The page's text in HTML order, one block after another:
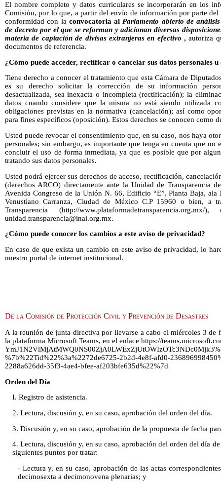
El nombre completo y datos curriculares se incorporarán en los
Comisión, por lo que, a partir del envío de información por parte del
conformidad con la convocatoria al Parlamento abierto de
de decreto por el que se reforman y adicionan diversas
materia de captación de divisas extranjeras en efectivo ,autoriza
documentos de referencia.
¿Cómo puede acceder, rectificar o cancelar sus datos personales u
Tiene derecho a conocer el tratamiento que esta Cámara de
es su derecho solicitar la corrección de su información
desactualizada, sea inexacta o incompleta (rectificación); la
datos cuando considere que la misma no está siendo utilizada
obligaciones previstas en la normativa (cancelación); así como
para fines específicos (oposición). Estos derechos se conocen como
Usted puede revocar el consentimiento que, en su caso, nos haya
personales; sin embargo, es importante que tenga en cuenta que no
concluir el uso de forma inmediata, ya que es posible que por
tratando sus datos personales.
Usted podrá ejercer sus derechos de acceso, rectificación,
(derechos ARCO) directamente ante la Unidad de Transparencia
Avenida Congreso de la Unión N. 66, Edificio “E”, Planta Baja, ala
Venustiano Carranza, Ciudad de México C.P 15960 o bien, a
Transparencia (http://
unidad.transparencia@inai.org.mx.
¿Cómo puede conocer los cambios a este aviso de privacidad?
En caso de que exista un cambio en este aviso de privacidad, lo
nuestro portal de internet institucional.
De la Comisión de Protección Civil y Prevención de Desastres
A la reunión de junta directiva por llevarse a cabo el miércoles 3 de
la plataforma Microsoft Teams, en el enlace https://
%7b%22Tid%22%3a%2272de6725-2b2d-4e8f-afd0-
2288a626dd-35f3-4ae4-bfee-af203bfe635d%22%7d
Orden del Día
I. Registro de asistencia.
2. Lectura, discusión y, en su caso, aprobación del orden del día.
3. Discusión y, en su caso, aprobación de la propuesta de fecha
4. Lectura, discusión y, en su caso, aprobación del orden del día
siguientes puntos por tratar:
- Lectura y, en su caso, aprobación de las actas
decimosexta a decimonovena plenarias; y